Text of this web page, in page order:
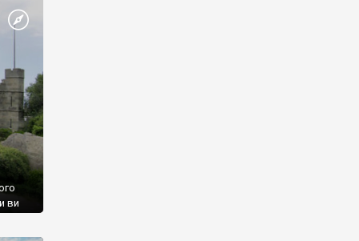
ви